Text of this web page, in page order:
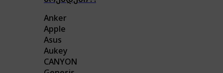
Anker
Apple
Asus
Aukey
CANYON